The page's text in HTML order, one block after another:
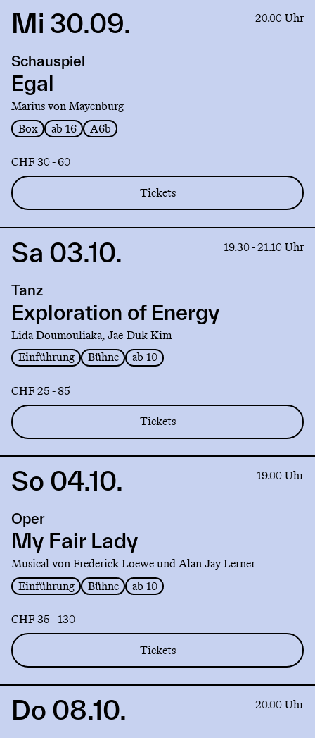
Link
Egal
Mi 30.09. 20.00 Uhr
Schauspiel
Egal
Marius von Mayenburg
Box
ab 16 A6b
CHF 30 - 60
Tickets
Link
Exploration
Energy
Sa 03.10. 19.30 - 21.10 Uhr
Tanz
Exploration of Energy
Lida Doumouliaka, Jae-Duk Kim
Einführung
Bühne ab 10
CHF 25 - 85
Tickets
Link
My
Fair
Lady
So 04.10. 19.00 Uhr
Oper
My Fair Lady
Musical von Frederick Loewe und Alan Jay Lerner
Einführung
Bühne ab 10
CHF 35 - 130
Tickets
LinkDo 08.10. 20.00 Uhr